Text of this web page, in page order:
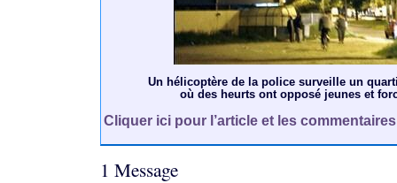
Un hélicoptère de la police surveille un
où des heurts ont opposé jeunes et
Cliquer ici pour l’article et les commentaires
1 Message